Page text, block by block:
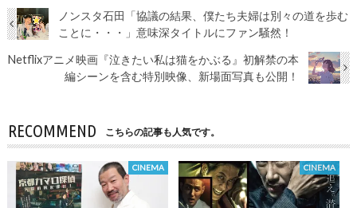
ノンスタ石田「協議の結果、僕たち夫婦は別々の道を歩む
ことに・・・」意味深タイトルにファン騒然！
Netflixアニメ映画『泣きたい私は猫をかぶる』初解禁の本
編シーンを含む特別映像、新場面写真も公開！
RECOMMEND こちらの記事も人気です。
CINEMA CINEMA